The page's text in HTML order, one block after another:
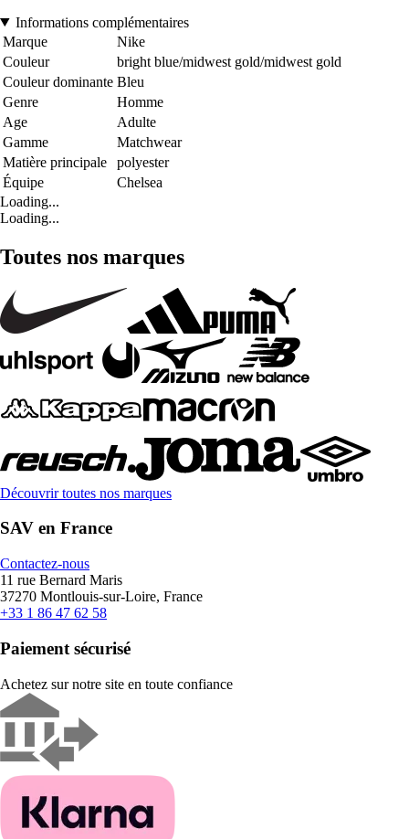
Informations complémentaires
Marque
Nike
Couleur
bright blue/midwest gold/midwest gold
Couleur dominante Bleu
Genre
Homme
Age
Adulte
Gamme
Matchwear
Matière principale
polyester
Équipe
Chelsea
Loading...
Loading...
Toutes nos marques
Découvrir toutes nos marques
SAV en France
Contactez-nous
11 rue Bernard Maris
37270 Montlouis-sur-Loire, France
+33 1 86 47 62 58
Paiement sécurisé
Achetez sur notre site en toute confiance